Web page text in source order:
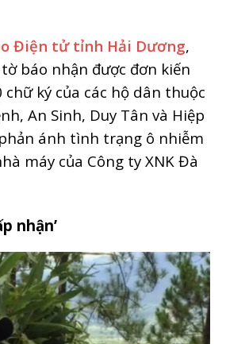
Điện tử tỉnh Hải Dương,
báo nhận được đơn kiến
chữ ký của các hộ dân thuộc
An Sinh, Duy Tân và Hiệp
ánh tình trạng ô nhiễm
máy của Công ty XNK Đà
nhận’